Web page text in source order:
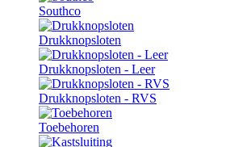
Southco
Drukknopsloten
Drukknopsloten - Leer
Drukknopsloten - RVS
Toebehoren